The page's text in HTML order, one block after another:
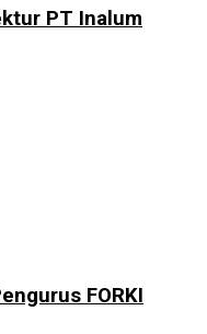
PT Inalum
FORKI